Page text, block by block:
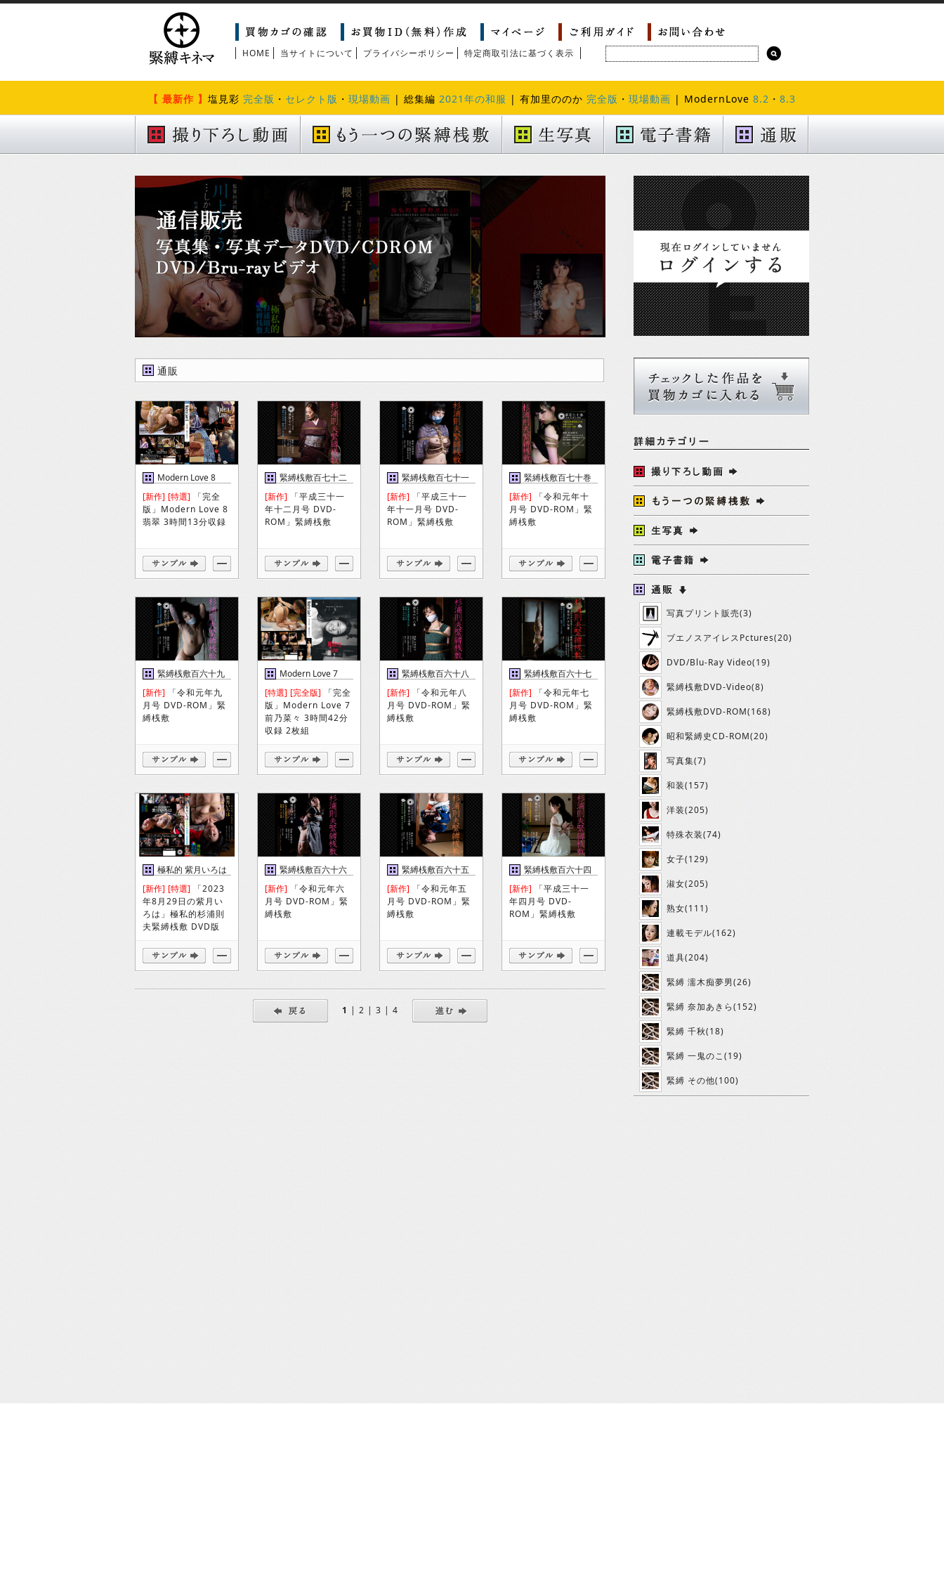
HOME 当サイトについて プライバシーポリシー 特定商取引法に基づく表示
【 最新作 】 塩見彩 完全版 ・ セレクト版 ・ 現場動画 | 総集編 2021年の和服 | 有加里ののか 完全版 ・ 現場動画 | ModernLove 8.2 ・ 8.3
通販
Modern Love 8
DVD
[新作] [特選] 「完全
版」Modern Love 8
翡翠 3時間13分収録
緊縛桟敷百七十二
巻
[新作] 「平成三十一
年十二月号 DVD-
ROM」緊縛桟敷
緊縛桟敷百七十一
巻
[新作] 「平成三十一
年十一月号 DVD-
ROM」緊縛桟敷
緊縛桟敷百七十巻
[新作] 「令和元年十
月号 DVD-ROM」緊
縛桟敷
緊縛桟敷百六十九
巻
[新作] 「令和元年九
月号 DVD-ROM」緊
縛桟敷
Modern Love 7
DVD
[特選] [完全版] 「完全
版」Modern Love 7
前乃菜々 3時間42分
収録 2枚組
緊縛桟敷百六十八
巻
[新作] 「令和元年八
月号 DVD-ROM」緊
縛桟敷
緊縛桟敷百六十七
巻
[新作] 「令和元年七
月号 DVD-ROM」緊
縛桟敷
極私的 紫月いろは
DVD
[新作] [特選] 「2023
年8月29日の紫月い
ろは」極私的杉浦則
夫緊縛桟敷 DVD版
緊縛桟敷百六十六
巻
[新作] 「令和元年六
月号 DVD-ROM」緊
縛桟敷
緊縛桟敷百六十五
巻
[新作] 「令和元年五
月号 DVD-ROM」緊
縛桟敷
緊縛桟敷百六十四
巻
[新作] 「平成三十一
年四月号 DVD-
ROM」緊縛桟敷
1 | 2 | 3 | 4
写真プリント販売(3)
ブエノスアイレスPctures(20)
DVD/Blu-Ray Video(19)
緊縛桟敷DVD-Video(8)
緊縛桟敷DVD-ROM(168)
昭和緊縛史CD-ROM(20)
写真集(7)
和装(157)
洋装(205)
特殊衣装(74)
女子(129)
淑女(205)
熟女(111)
連載モデル(162)
道具(204)
緊縛 濡木痴夢男(26)
緊縛 奈加あきら(152)
緊縛 千秋(18)
緊縛 一鬼のこ(19)
緊縛 その他(100)